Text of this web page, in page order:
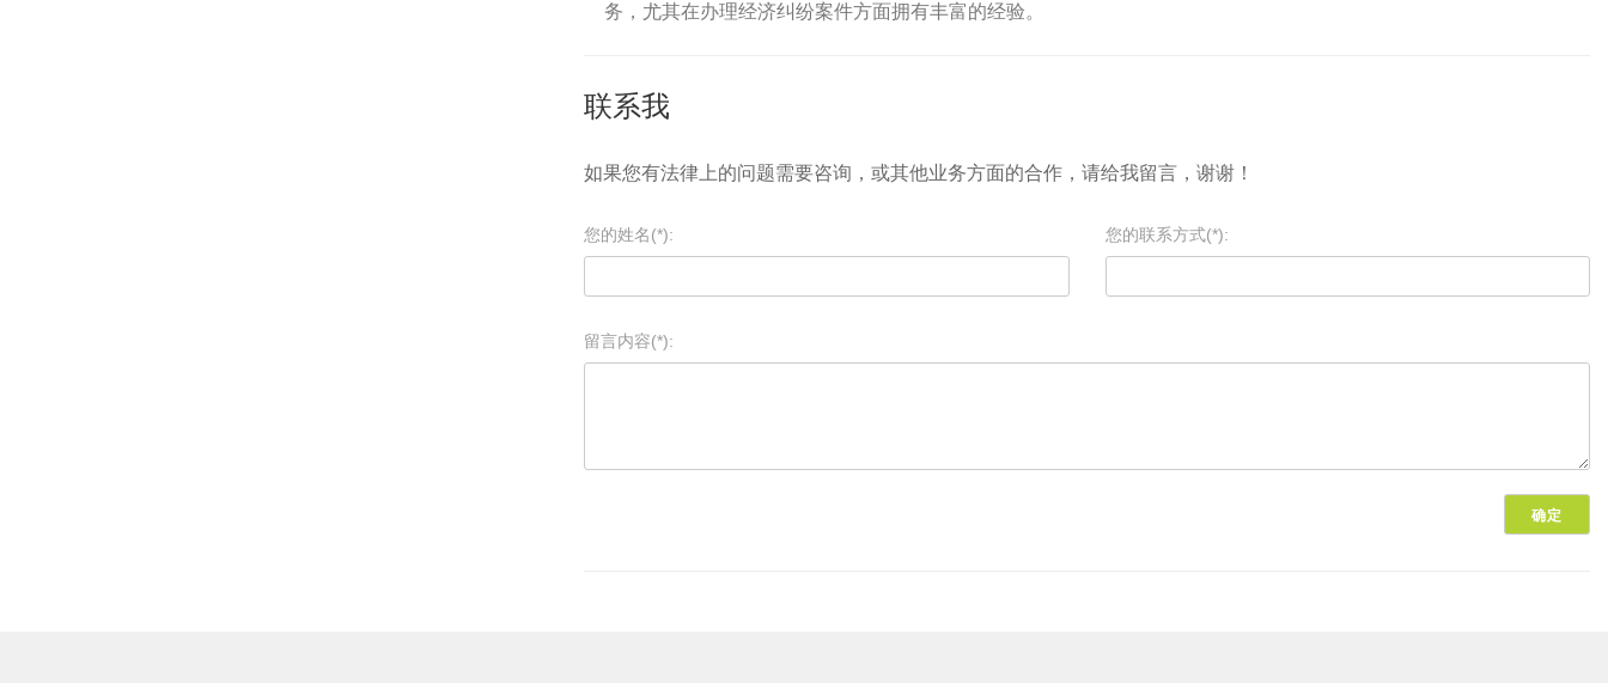
务，尤其在办理经济纠纷案件方面拥有丰富的经验。
联系我
如果您有法律上的问题需要咨询，或其他业务方面的合作，请给我留言，谢谢！
您的姓名(*): 您的联系方式(*):
留言内容(*):